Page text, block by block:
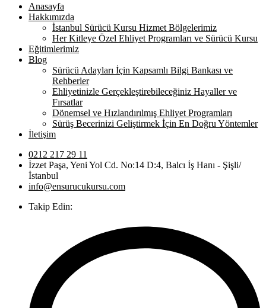
Anasayfa
Hakkımızda
İstanbul Sürücü Kursu Hizmet Bölgelerimiz
Her Kitleye Özel Ehliyet Programları ve Sürücü Kursu
Eğitimlerimiz
Blog
Sürücü Adayları İçin Kapsamlı Bilgi Bankası ve
Rehberler
Ehliyetinizle Gerçekleştirebileceğiniz Hayaller ve
Fırsatlar
Dönemsel ve Hızlandırılmış Ehliyet Programları
Sürüş Becerinizi Geliştirmek İçin En Doğru Yöntemler
İletişim
0212 217 29 11
İzzet Paşa, Yeni Yol Cd. No:14 D:4, Balcı İş Hanı - Şişli/
İstanbul
info@ensurucukursu.com
Takip Edin: